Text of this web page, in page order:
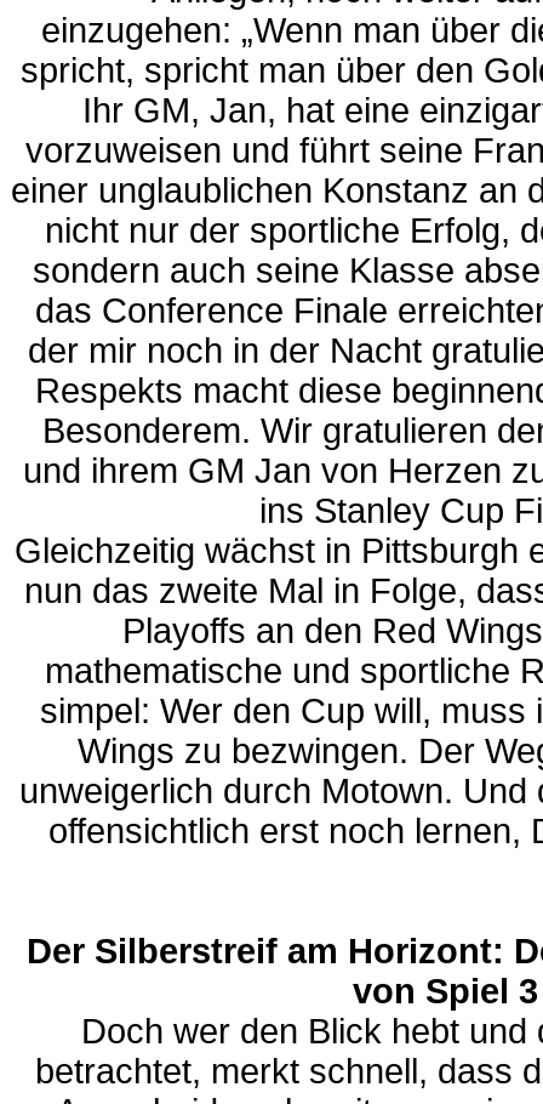
einzugehen: „Wenn man über
spricht, spricht man über den
Ihr GM, Jan, hat eine
vorzuweisen und führt seine
einer unglaublichen Konstanz an
nicht nur der sportliche Erfolg,
sondern auch seine Klasse
das Conference Finale
der mir noch in der Nacht
Respekts macht diese
Besonderem. Wir gratulieren
und ihrem GM Jan von Herzen
ins Stanley Cup
Gleichzeitig wächst in Pittsburgh
nun das zweite Mal in Folge,
Playoffs an den Red
mathematische und sportliche
simpel: Wer den Cup will, muss
Wings zu bezwingen. Der
unweigerlich durch Motown. Und
offensichtlich erst noch lernen,
Der Silberstreif am Horizont:
von Spiel 3
Doch wer den Blick hebt
betrachtet, merkt schnell, dass